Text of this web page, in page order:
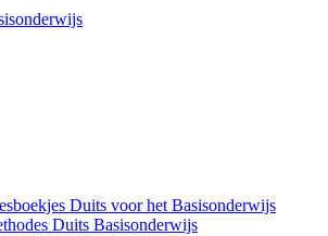
Duits voor het Basisonderwijs
Duits Basisonderwijs